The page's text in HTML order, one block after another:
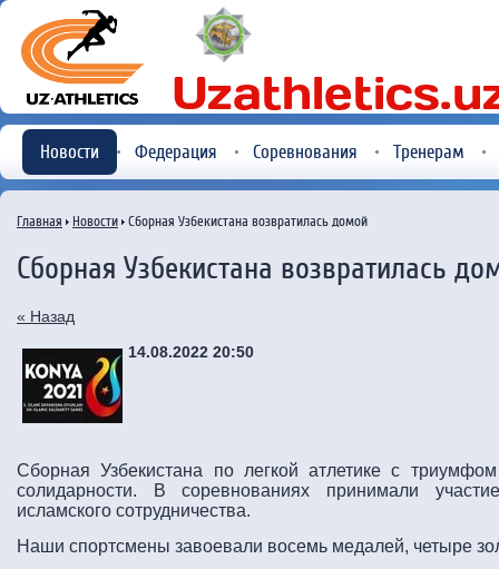
Новости Федерация Соревнования Тренерам
Главная Новости Сборная Узбекистана возвратилась домой
Сборная Узбекистана возвратилась
« Назад
14.08.2022 20:50
Сборная Узбекистана по легкой атлетике с
солидарности. В соревнованиях принимали
исламского сотрудничества.
Наши спортсмены завоевали восемь медалей, четыре